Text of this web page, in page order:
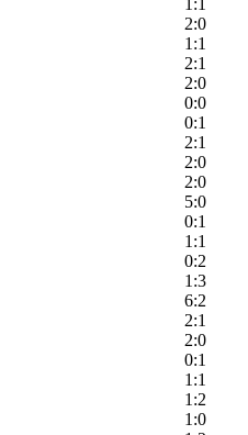
1:1
2:0
1:1
2:1
2:0
0:0
0:1
2:1
2:0
2:0
5:0
0:1
1:1
0:2
1:3
6:2
2:1
2:0
0:1
1:1
1:2
1:0